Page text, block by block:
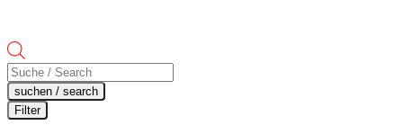
Products
search
suchen / search
Filter